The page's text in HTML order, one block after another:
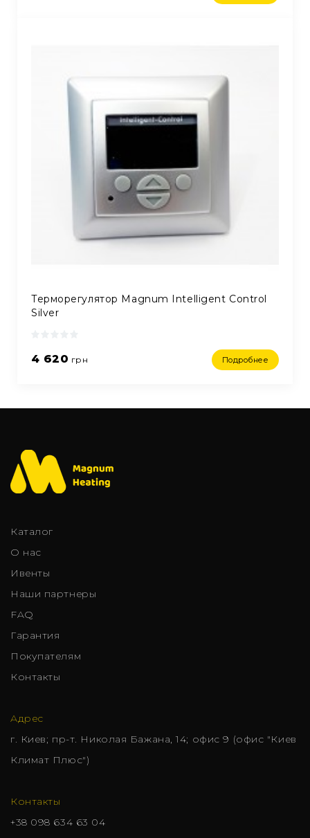
Терморегулятор Magnum Intelligent Control
Silver
4 620 грн Подробнее
Каталог
О нас
Ивенты
Наши партнеры
FAQ
Гарантия
Покупателям
Контакты
Адрес
г. Киев; пр-т. Николая Бажана, 14; офис 9 (офис "Киев
Климат Плюс")
Контакты
+38 098 634 63 04